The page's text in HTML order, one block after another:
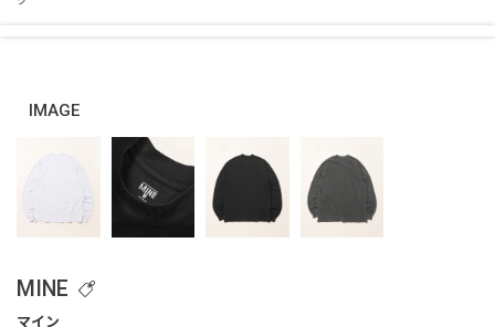
IMAGE
MINE